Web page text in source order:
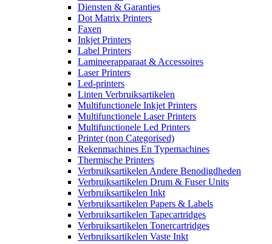
Diensten & Garanties
Dot Matrix Printers
Faxen
Inkjet Printers
Label Printers
Lamineerapparaat & Accessoires
Laser Printers
Led-printers
Linten Verbruiksartikelen
Multifunctionele Inkjet Printers
Multifunctionele Laser Printers
Multifunctionele Led Printers
Printer (non Categorised)
Rekenmachines En Typemachines
Thermische Printers
Verbruiksartikelen Andere Benodigdheden
Verbruiksartikelen Drum & Fuser Units
Verbruiksartikelen Inkt
Verbruiksartikelen Papers & Labels
Verbruiksartikelen Tapecartridges
Verbruiksartikelen Tonercartridges
Verbruiksartikelen Vaste Inkt